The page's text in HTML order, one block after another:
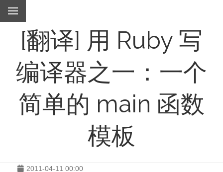
[翻译] 用 Ruby 写
编译器之一：一个
简单的 main 函数
模板
2011-04-11 00:00